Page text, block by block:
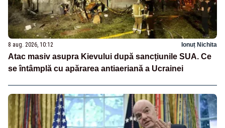
8 aug. 2026, 10:12 Ionuț Nichita
Atac masiv asupra Kievului după sancțiunile SUA. Ce
se întâmplă cu apărarea antiaeriană a Ucrainei